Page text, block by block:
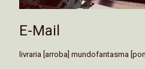
E-Mail
livraria [arroba] mundofantasma